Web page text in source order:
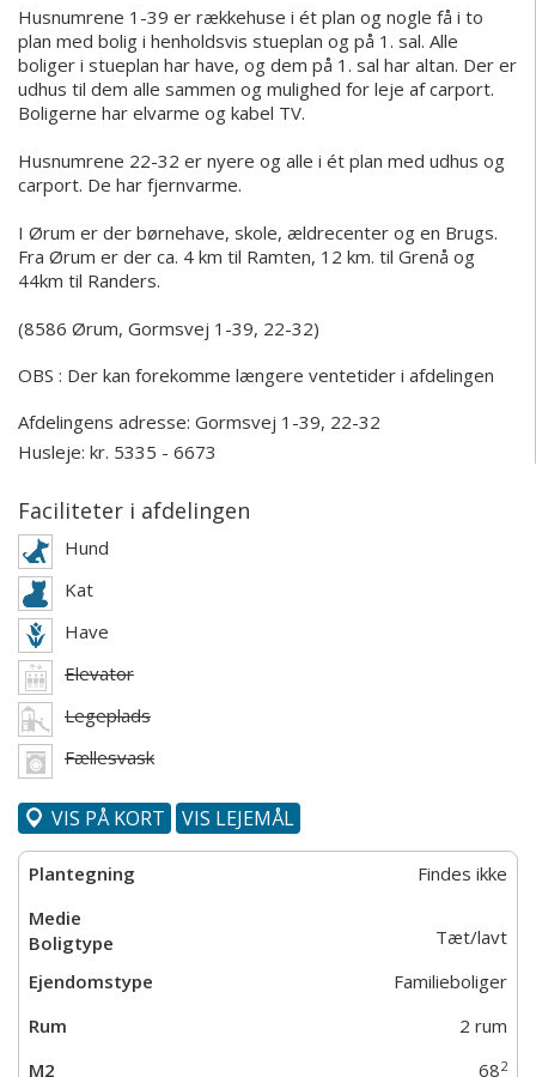
Husnumrene 1-39 er rækkehuse i ét plan og nogle få i to
plan med bolig i henholdsvis stueplan og på 1. sal. Alle
boliger i stueplan har have, og dem på 1. sal har altan. Der er
udhus til dem alle sammen og mulighed for leje af carport.
Boligerne har elvarme og kabel TV.
Husnumrene 22-32 er nyere og alle i ét plan med udhus og
carport. De har fjernvarme.
I Ørum er der børnehave, skole, ældrecenter og en Brugs.
Fra Ørum er der ca. 4 km til Ramten, 12 km. til Grenå og
44km til Randers.
(8586 Ørum, Gormsvej 1-39, 22-32)
OBS : Der kan forekomme længere ventetider i afdelingen
Afdelingens adresse: Gormsvej 1-39, 22-32
Husleje: kr. 5335 - 6673
Faciliteter i afdelingen
Hund
Kat
Have
Elevator
Legeplads
Fællesvask
VIS PÅ KORT VIS LEJEMÅL
Findes ikke
Tæt/lavt
Familieboliger
2 rum
682